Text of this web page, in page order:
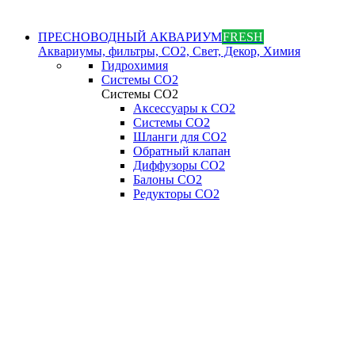
ПРЕСНОВОДНЫЙ АКВАРИУМFRESH
Аквариумы, фильтры, СО2, Свет, Декор, Химия
Гидрохимия
Системы СО2
Системы СО2
Аксессуары к СО2
Системы СО2
Шланги для CO2
Обратный клапан
Диффузоры СO2
Балоны CO2
Редукторы CO2